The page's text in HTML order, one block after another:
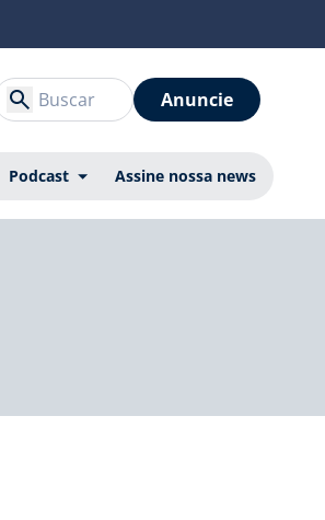
Anuncie
Podcast Assine nossa news